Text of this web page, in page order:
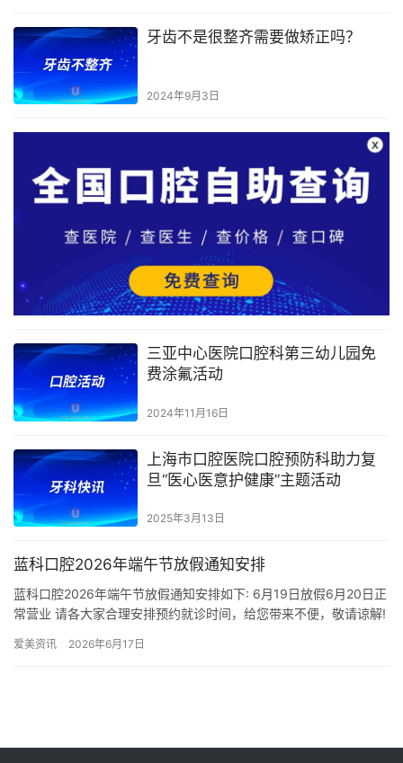
牙齿不是很整齐需要做矫正吗？
2024年9月3日
三亚中心医院口腔科第三幼儿园免
费涂氟活动
2024年11月16日
上海市口腔医院口腔预防科助力复
旦“医心医意护健康”主题活动
2025年3月13日
蓝科口腔2026年端午节放假通知安排
蓝科口腔2026年端午节放假通知安排如下: 6月19日放假6月20日正
常营业 请各大家合理安排预约就诊时间，给您带来不便，敬请谅解!
爱美资讯 2026年6月17日